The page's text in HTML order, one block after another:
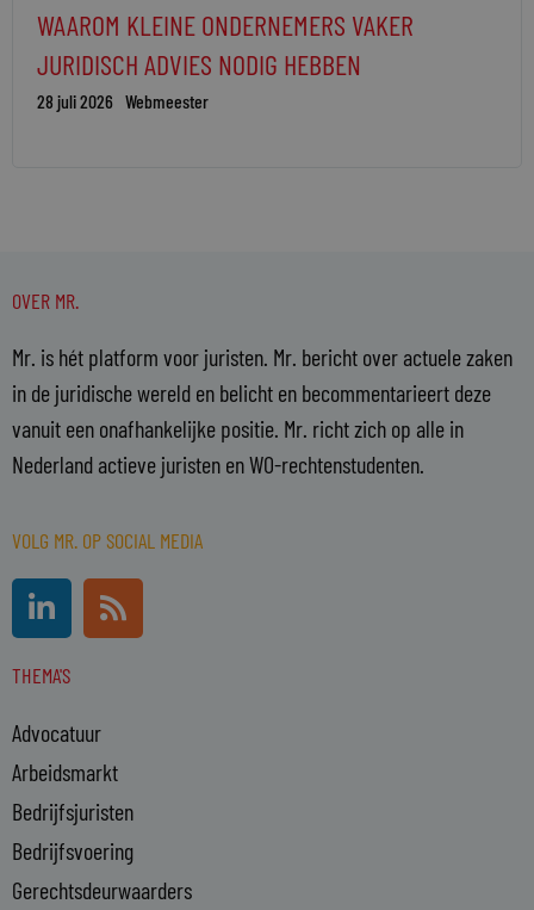
WAAROM KLEINE ONDERNEMERS VAKER
JURIDISCH ADVIES NODIG HEBBEN
28 juli 2026 Webmeester
OVER MR.
Mr. is hét platform voor juristen. Mr. bericht over actuele zaken
in de juridische wereld en belicht en becommentarieert deze
vanuit een onafhankelijke positie. Mr. richt zich op alle in
Nederland actieve juristen en WO-rechtenstudenten.
VOLG MR. OP SOCIAL MEDIA
L
i
n
k
d
i
n
-
i
n
R
s
s
THEMA'S
Advocatuur
Arbeidsmarkt
Bedrijfsjuristen
Bedrijfsvoering
Gerechtsdeurwaarders